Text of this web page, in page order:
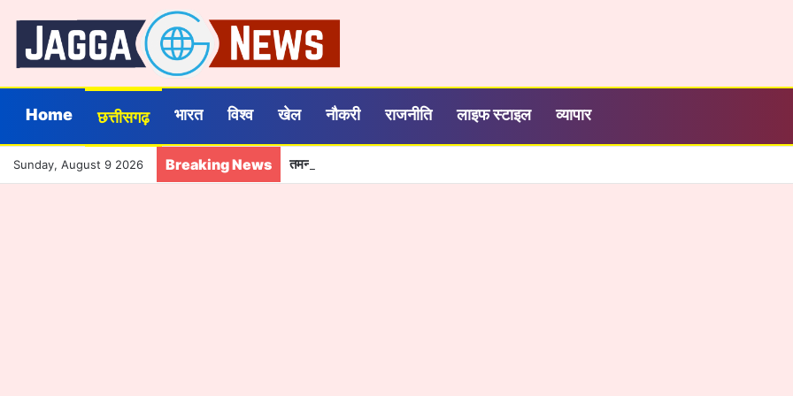
Home छत्तीसगढ़ भारत विश्व खेल नौकरी राजनीति लाइफ स्टाइल व्यापार
Sunday, August 9 2026 Breaking News तमनार के बच्चों को मिली नई उड़ान, अदाणी फाउंडेशन के कोचिंग सेंटर से 39 का चयन